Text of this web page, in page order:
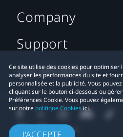
Ce site utilise des cookies pour optimiser
analyser les performances du site et
personnalisée et la publicité. Vous
cliquant sur le bouton ci-dessous ou
Préférences Cookie. Vous pouvez
sur notre politique Cookiesici.
J'ACCEPTE
Company
Support
Localisation